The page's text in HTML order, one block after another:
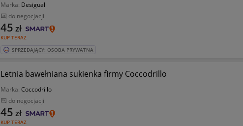
Marka: Desigual
do negocjacji
KUP TERAZ
45 zł
SPRZEDAJĄCY: OSOBA PRYWATNA
Letnia bawełniana sukienka firmy Coccodrillo
Marka: Coccodrillo
do negocjacji
KUP TERAZ
45 zł